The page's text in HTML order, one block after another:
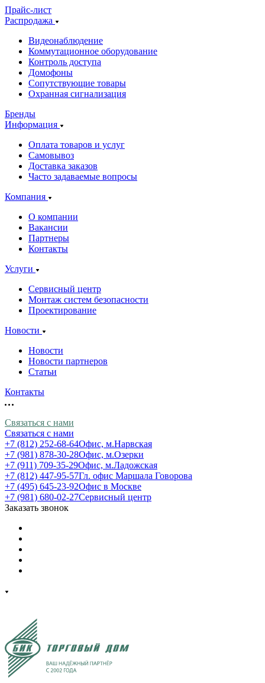
Прайс-лист
Распродажа
Видеонаблюдение
Коммутационное оборудование
Контроль доступа
Домофоны
Сопутствующие товары
Охранная сигнализация
Бренды
Информация
Оплата товаров и услуг
Самовывоз
Доставка заказов
Часто задаваемые вопросы
Компания
О компании
Вакансии
Партнеры
Контакты
Услуги
Сервисный центр
Монтаж систем безопасности
Проектирование
Новости
Новости
Новости партнеров
Статьи
Контакты
Связаться с нами
Связаться с нами
+7 (812) 252-68-64Офис, м.Нарвская
+7 (981) 878-30-28Офис, м.Озерки
+7 (911) 709-35-29Офис, м.Ладожская
+7 (812) 447-95-57Гл. офис Маршала Говорова
+7 (495) 645-23-92Офис в Москве
+7 (981) 680-02-27Сервисный центр
Заказать звонок